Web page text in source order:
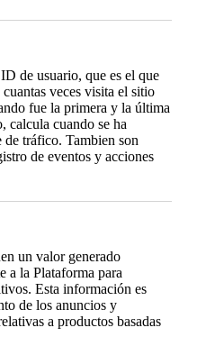
de usuario, que es el que
veces visita el sitio
fue la primera y la última
calcula cuando se ha
de tráfico. Tambien son
de eventos y acciones
un valor generado
a la Plataforma para
Esta información es
de los anuncios y
a productos basadas